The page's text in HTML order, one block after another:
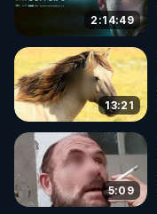
2:14:49
13:21
5:09